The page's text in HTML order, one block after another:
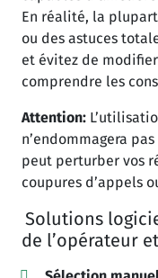
En réalité, la
ou des astuces
et évitez de
comprendre les
Attention:
n’endommagera
peut perturber vos
coupures d’appels
Solutions
de l’opérateur